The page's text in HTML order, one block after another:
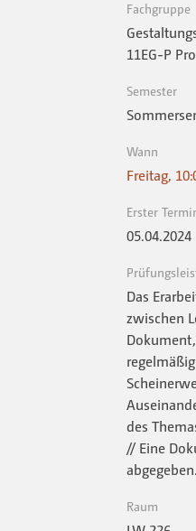
Fachgruppe
11EG-P
Semester
Wann
Freitag,
Erster
05.04.2024
Das
zwischen
des
// Eine
abgegeben.
Raum